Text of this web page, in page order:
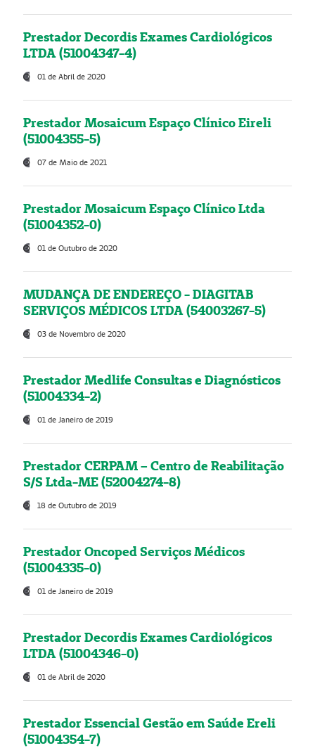
Prestador Decordis Exames Cardiológicos
LTDA (51004347-4)
01 de Abril de 2020
Prestador Mosaicum Espaço Clínico Eireli
(51004355-5)
07 de Maio de 2021
Prestador Mosaicum Espaço Clínico Ltda
(51004352-0)
01 de Outubro de 2020
MUDANÇA DE ENDEREÇO - DIAGITAB
SERVIÇOS MÉDICOS LTDA (54003267-5)
03 de Novembro de 2020
Prestador Medlife Consultas e Diagnósticos
(51004334-2)
01 de Janeiro de 2019
Prestador CERPAM – Centro de Reabilitação
S/S Ltda-ME (52004274-8)
18 de Outubro de 2019
Prestador Oncoped Serviços Médicos
(51004335-0)
01 de Janeiro de 2019
Prestador Decordis Exames Cardiológicos
LTDA (51004346-0)
01 de Abril de 2020
Prestador Essencial Gestão em Saúde Ereli
(51004354-7)